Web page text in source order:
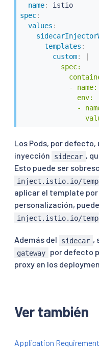
name:
istio
spec:
values :
templates :
custom:
          spec:
-
              env:
-
Los Pods, por
inyección
sidecar ,
Esto puede ser
inject.istio.io/
aplicar el template
personalización,
inject.istio.io/
Además del sidecar ,
gateway
por defecto
proxy en los
Ver también
Application